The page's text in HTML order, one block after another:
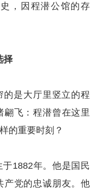
，因程潜公馆的存
择
的是大厅里竖立的程
翩飞：程潜曾在这里
的重要时刻？
1882年。他是国民
产党的忠诚朋友。他